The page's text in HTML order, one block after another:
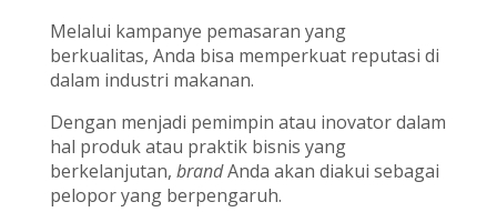
Melalui kampanye pemasaran yang
berkualitas, Anda bisa memperkuat reputasi di
dalam industri makanan.
Dengan menjadi pemimpin atau inovator dalam
hal produk atau praktik bisnis yang
berkelanjutan, brandAnda akan diakui sebagai
pelopor yang berpengaruh.